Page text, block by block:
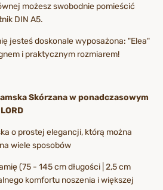
możesz swobodnie pomieścić
DIN A5.
jesteś doskonale wyposażona: "Elea"
i praktycznym rozmiarem!
Skórzana w ponadczasowym
o prostej elegancji, którą można
wiele sposobów
(75 - 145 cm długości | 2,5 cm
komfortu noszenia i większej